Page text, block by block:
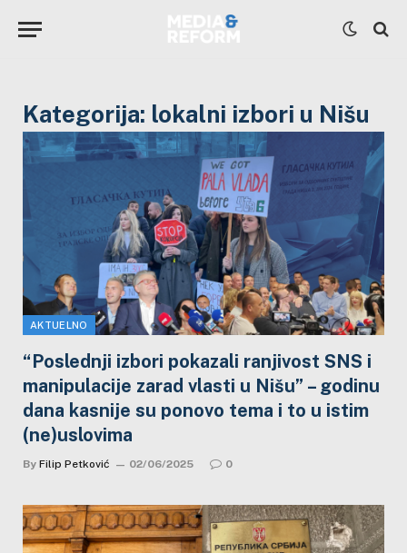
Kategorija: lokalni izbori u Nišu
AKTUELNO
“Poslednji izbori pokazali ranjivost SNS i
manipulacije zarad vlasti u Nišu” – godinu
dana kasnije su ponovo tema i to u istim
(ne)uslovima
By Filip Petković 02/06/2025 0